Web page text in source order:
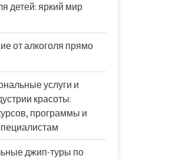
детей: яркий мир
от алкоголя прямо
услуги и
красоты:
программы и
джип-туры по